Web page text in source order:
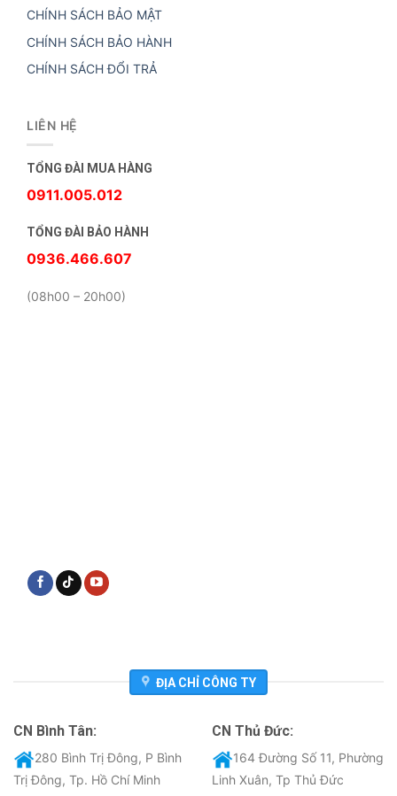
CHÍNH SÁCH BẢO MẬT
CHÍNH SÁCH BẢO HÀNH
CHÍNH SÁCH ĐỔI TRẢ
LIÊN HỆ
TỔNG ĐÀI MUA HÀNG
0911.005.012
TỔNG ĐÀI BẢO HÀNH
0936.466.607
(08h00 – 20h00)
ĐỊA CHỈ CÔNG TY
CN Bình Tân:
280 Bình Trị Đông, P Bình
Trị Đông, Tp. Hồ Chí Minh
CN Thủ Đức:
164 Đường Số 11, Phường
Linh Xuân, Tp Thủ Đức